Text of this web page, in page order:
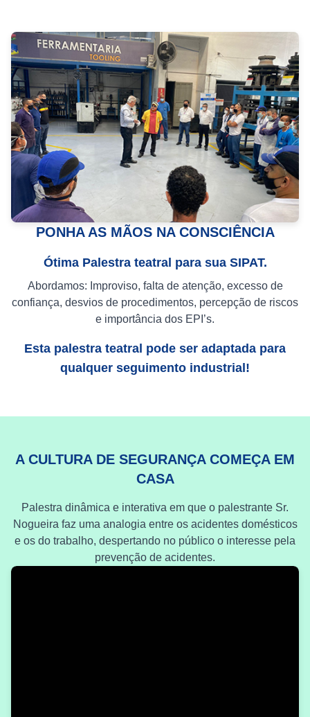
PONHA AS MÃOS NA CONSCIÊNCIA
Ótima Palestra teatral para sua SIPAT.
Abordamos: Improviso, falta de atenção, excesso de
confiança, desvios de procedimentos, percepção de riscos
e importância dos EPI’s.
Esta palestra teatral pode ser adaptada para
qualquer seguimento industrial!
A CULTURA DE SEGURANÇA COMEÇA EM
CASA
Palestra dinâmica e interativa em que o palestrante Sr.
Nogueira faz uma analogia entre os acidentes domésticos
e os do trabalho, despertando no público o interesse pela
prevenção de acidentes.